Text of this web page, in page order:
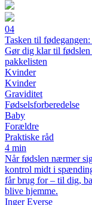
04
Tasken til
Gør dig klar til
pakkelisten
Kvinder
Kvinder
Graviditet
Fødselsforberedelse
Baby
Forældre
Praktiske råd
4 min
Når fødslen nærmer
kontrol midt i
får brug for – til dig,
blive hjemme.
Inger Everse